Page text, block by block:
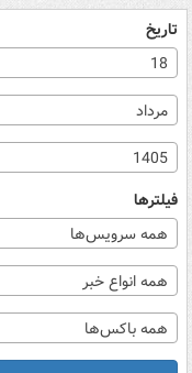
تاریخ
18
مرداد
1405
فیلترها
همه سرویس‌ها
همه انواع خبر
همه باکس‌ها